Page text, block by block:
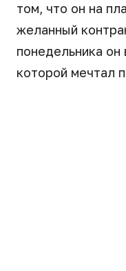
том, что он на
желанный
понедельника он
которой мечтал